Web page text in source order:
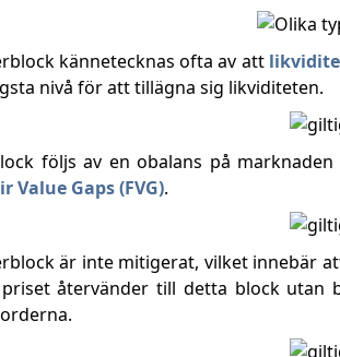
kännetecknas ofta av att
nivå för att tillägna sig likviditeten.
följs av en obalans på
Value Gaps (FVG).
är inte mitigerat, vilket innebär
återvänder till detta block